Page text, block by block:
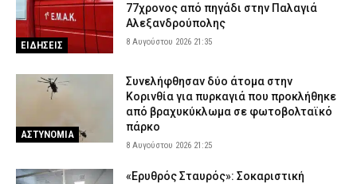
ΕΙΔΗΣΕΙΣ
77χρονος από πηγάδι στην Παλαγιά
Αλεξανδρούπολης
8 Αυγούστου 2026 21:35
ΑΣΤΥΝΟΜΙΑ
Συνελήφθησαν δύο άτομα στην
Κορινθία για πυρκαγιά που προκλήθηκε
από βραχυκύκλωμα σε φωτοβολταϊκό
πάρκο
8 Αυγούστου 2026 21:25
«Ερυθρός Σταυρός»: Σοκαριστική